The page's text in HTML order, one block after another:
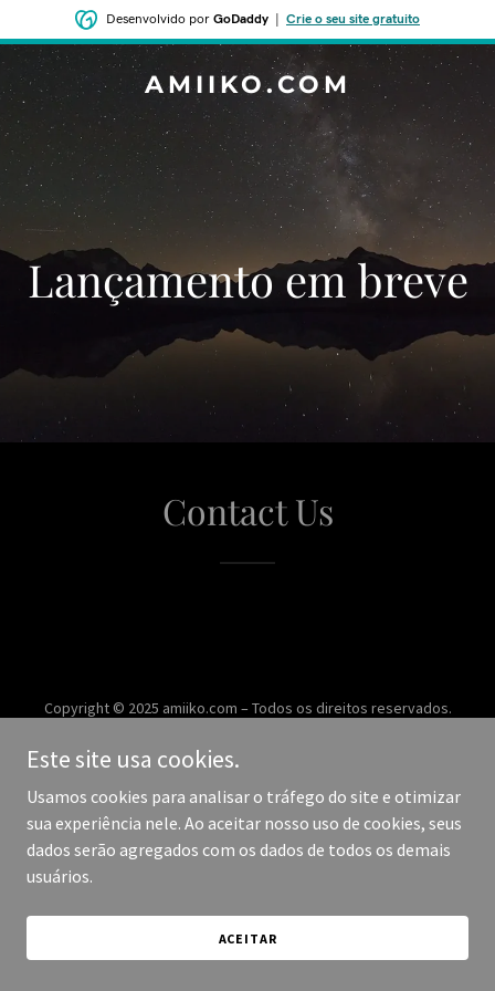
Desenvolvido por GoDaddy Crie o seu site gratuito
AMIIKO.COM
‌‌Lançamento em breve
Contact Us
Copyright © 2025 amiiko.com – Todos os direitos reservados.
Desenvolvido por
Este site usa cookies.
Usamos cookies para analisar o tráfego do site e otimizar
sua experiência nele. Ao aceitar nosso uso de cookies, seus
dados serão agregados com os dados de todos os demais
usuários.
ACEITAR